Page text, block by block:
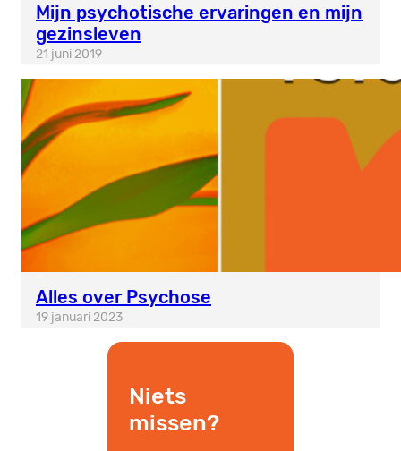
Mijn psychotische ervaringen en mijn
gezinsleven
21 juni 2019
Alles over Psychose
19 januari 2023
Niets
missen?